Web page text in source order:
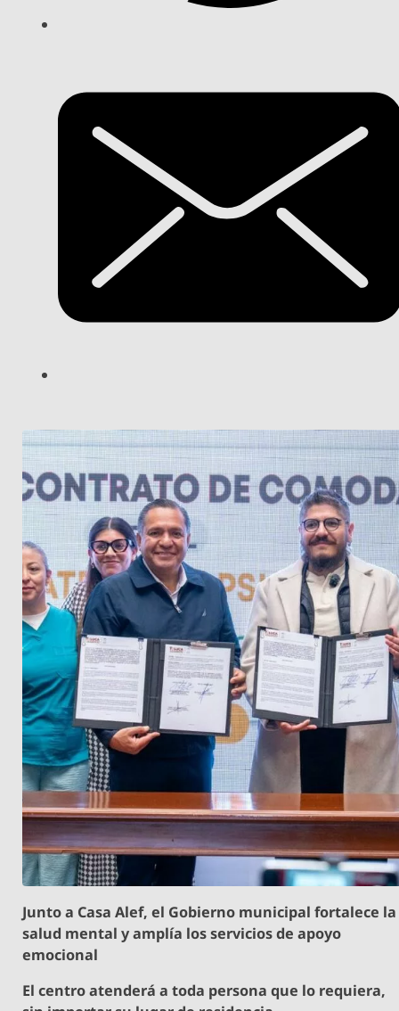
Junto a Casa Alef, el Gobierno municipal fortalece la
salud mental y amplía los servicios de apoyo
emocional
El centro atenderá a toda persona que lo requiera,